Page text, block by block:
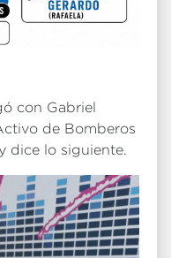
con Gabriel
de Bomberos
dice lo siguiente.